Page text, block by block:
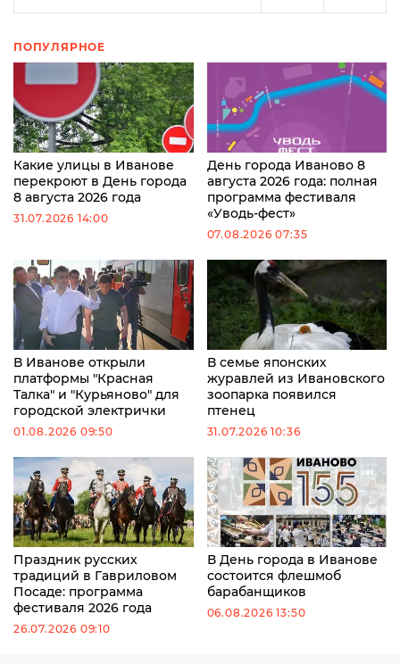
ПОПУЛЯРНОЕ
Какие улицы в Иванове
перекроют в День города
8 августа 2026 года
31.07.2026 14:00
День города Иваново 8
августа 2026 года: полная
программа фестиваля
«Уводь-фест»
07.08.2026 07:35
В Иванове открыли
платформы "Красная
Талка" и "Курьяново" для
городской электрички
01.08.2026 09:50
В семье японских
журавлей из Ивановского
зоопарка появился
птенец
31.07.2026 10:36
Праздник русских
традиций в Гавриловом
Посаде: программа
фестиваля 2026 года
26.07.2026 09:10
В День города в Иванове
состоится флешмоб
барабанщиков
06.08.2026 13:50